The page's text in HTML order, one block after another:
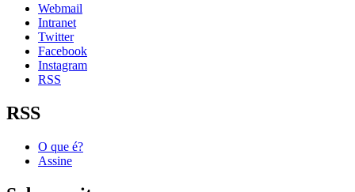
Webmail
Intranet
Twitter
Facebook
Instagram
RSS
RSS
O que é?
Assine